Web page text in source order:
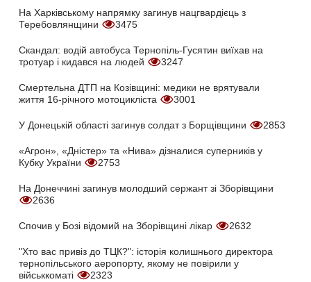
На Харківському напрямку загинув нацгвардієць з
Теребовлянщини
3475
Скандал: водій автобуса Тернопіль-Гусятин виїхав на
тротуар і кидався на людей
3247
Смертельна ДТП на Козівщині: медики не врятували
життя 16-річного мотоцикліста
3001
У Донецькій області загинув солдат з Борщівщини 2853
«Агрон», «Дністер» та «Нива» дізналися суперників у
Кубку України
2753
На Донеччині загинув молодший сержант зі Зборівщини
2636
Спочив у Бозі відомий на Зборівщині лікар 2632
"Хто вас привіз до ТЦК?": історія колишнього директора
тернопільського аеропорту, якому не повірили у
військкоматі
2323